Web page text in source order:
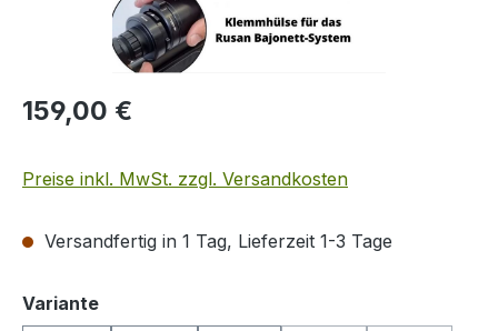
Regulärer Preis:
159,00 €
Preise inkl. MwSt. zzgl. Versandkosten
Versandfertig in 1 Tag, Lieferzeit 1-3 Tage
Varianteauswählen